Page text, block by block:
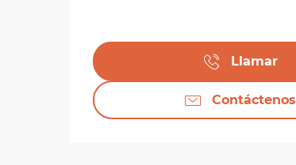
Llamar
Contáctenos